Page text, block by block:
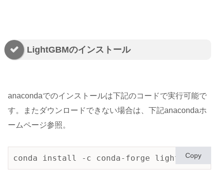
LightGBMのインストール
anacondaでのインストールは下記のコードで実行可能で
す。またダウンロードできない場合は、下記anacondaホ
ームページ参照。
Copy